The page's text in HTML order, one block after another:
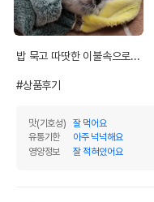
밥 묵고 따땃한 이불속으로...
#상품후기
맛(기호성)
잘 먹어요
유통기한
아주 넉넉해요
영양정보
잘 적혀있어요